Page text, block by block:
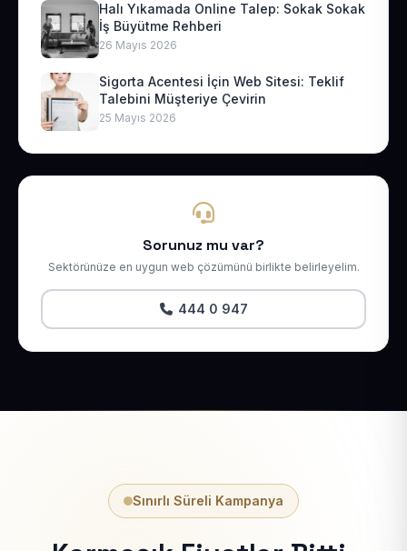
Halı Yıkamada Online Talep: Sokak Sokak
İş Büyütme Rehberi
26 Mayıs 2026
Sigorta Acentesi İçin Web Sitesi: Teklif
Talebini Müşteriye Çevirin
25 Mayıs 2026
Sorunuz mu var?
Sektörünüze en uygun web çözümünü birlikte belirleyelim.
444 0 947
Sınırlı Süreli Kampanya